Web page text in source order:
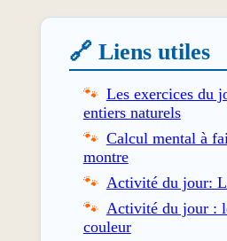
🔗 Liens utiles
Les exercices du
entiers naturels
Calcul mental à
montre
Activité du jour:
Activité du jour :
couleur